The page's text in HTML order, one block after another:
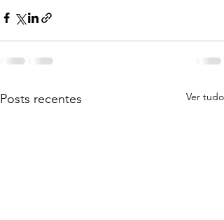
Posts recentes Ver tudo